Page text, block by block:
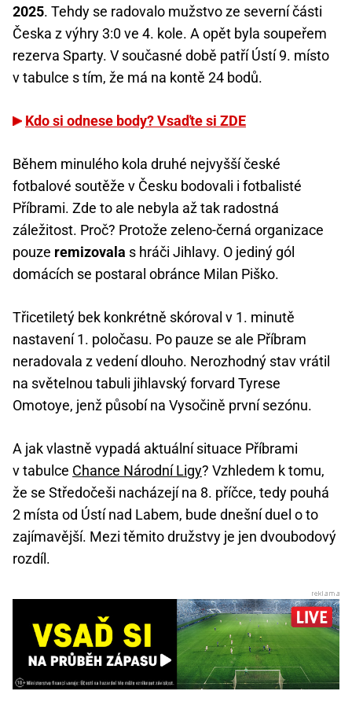
2025. Tehdy se radovalo mužstvo ze severní části
Česka z výhry 3:0 ve 4. kole. A opět byla soupeřem
rezerva Sparty. V současné době patří Ústí 9. místo
v tabulce s tím, že má na kontě 24 bodů.
Kdo si odnese body? Vsaďte si ZDE
Během minulého kola druhé nejvyšší české
fotbalové soutěže v Česku bodovali i fotbalisté
Příbrami. Zde to ale nebyla až tak radostná
záležitost. Proč? Protože zeleno-černá organizace
pouze remizovala s hráči Jihlavy. O jediný gól
domácích se postaral obránce Milan Piško.
Třicetiletý bek konkrétně skóroval v 1. minutě
nastavení 1. poločasu. Po pauze se ale Příbram
neradovala z vedení dlouho. Nerozhodný stav vrátil
na světelnou tabuli jihlavský forvard Tyrese
Omotoye, jenž působí na Vysočině první sezónu.
A jak vlastně vypadá aktuální situace Příbrami
v tabulce Chance Národní Ligy? Vzhledem k tomu,
že se Středočeši nacházejí na 8. příčce, tedy pouhá
2 místa od Ústí nad Labem, bude dnešní duel o to
zajímavější. Mezi těmito družstvy je jen dvoubodový
rozdíl.